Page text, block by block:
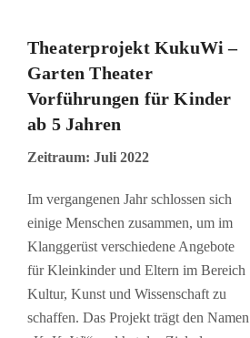
Theaterprojekt KukuWi –
Garten Theater
Vorführungen für Kinder
ab 5 Jahren
Zeitraum: Juli 2022
Im vergangenen Jahr schlossen sich
einige Menschen zusammen, um im
Klanggerüst verschiedene Angebote
für Kleinkinder und Eltern im Bereich
Kultur, Kunst und Wissenschaft zu
schaffen. Das Projekt trägt den Namen